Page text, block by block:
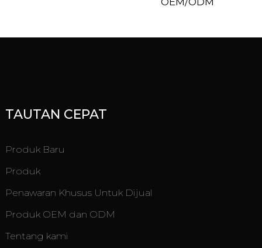
TAUTAN CEPAT
Produk Baru
Produk
Penawaran Khusus Untuk Dijual
Produk OEM dan ODM
Tentang kami